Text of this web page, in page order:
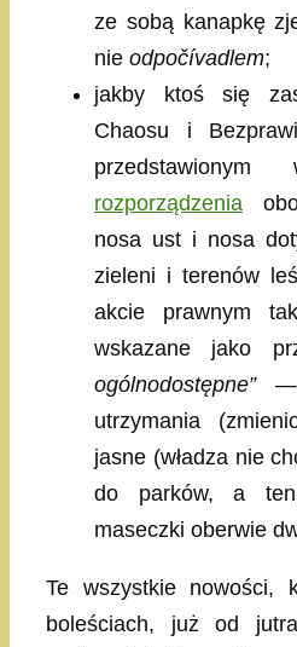
ze sobą kanapkę
nie odpočívadlem;
jakby ktoś się
Chaosu i
rozporządzenia
nosa ust i nosa
zieleni i terenów
akcie prawnym
wskazane jako
ogólnodostępne”—
utrzymania
jasne (władza nie
do parków, a
maseczki oberwie
Te wszystkie nowości,
boleściach, już od